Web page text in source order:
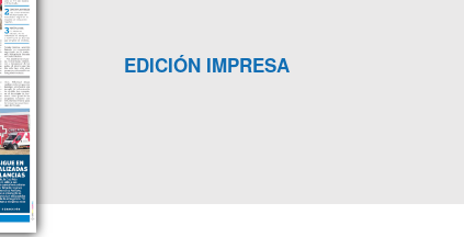
EDICIÓN IMPRESA